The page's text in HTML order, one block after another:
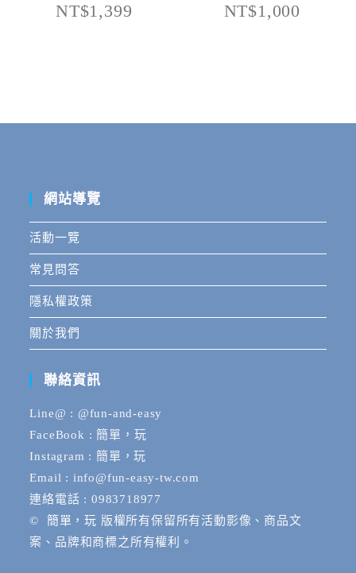
NT$1,399 NT$1,000
網站導覽
活動一覽
常見問答
隱私權政策
關於我們
聯絡資訊
Line@ : @fun-and-easy
FaceBook : 簡單，玩
Instagram : 簡單，玩
Email : info@fun-easy-tw.com
連絡電話 : 0983718977
© 簡單，玩 版權所有保留所有活動影像、商品文
案、品牌和商標之所有權利。